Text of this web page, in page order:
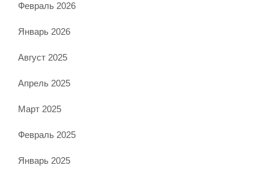
Февраль 2026
Январь 2026
Август 2025
Апрель 2025
Март 2025
Февраль 2025
Январь 2025